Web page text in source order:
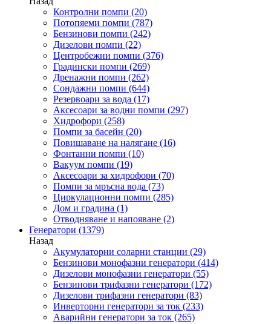
Контролни помпи (20)
Потопяеми помпи (787)
Бензинови помпи (242)
Дизелови помпи (22)
Центробежни помпи (376)
Градински помпи (269)
Дренажни помпи (262)
Сондажни помпи (644)
Резервоари за вода (17)
Аксесоари за водни помпи (297)
Хидрофори (258)
Помпи за басейн (20)
Повишаване на налягане (16)
Фонтанни помпи (10)
Вакуум помпи (19)
Аксесоари за хидрофори (70)
Помпи за мръсна вода (73)
Циркулационни помпи (285)
Дом и градина (1)
Отводняване и напояване (2)
Генератори (1379)
Назад
Акумулаторни соларни станции (29)
Бензинови монофазни генератори (414)
Дизелови монофазни генератори (55)
Бензинови трифазни генератори (172)
Дизелови трифазни генератори (83)
Инверторни генератори за ток (233)
Аварийни генератори за ток (265)